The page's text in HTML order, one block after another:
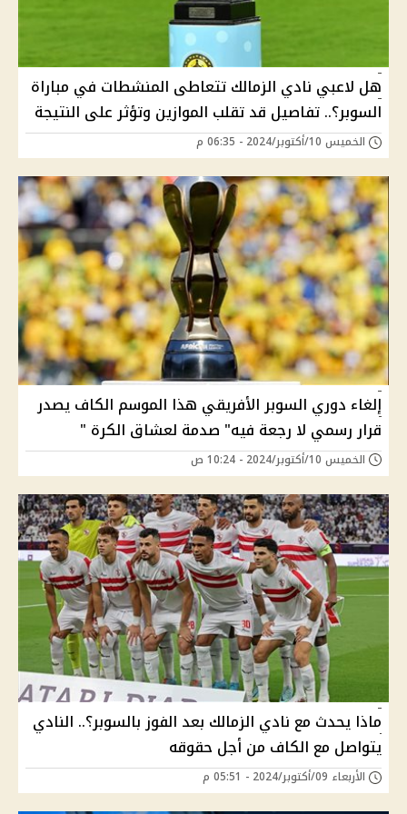
هل لاعبي نادي الزمالك تتعاطى المنشطات في مباراة
السوبر؟.. تفاصيل قد تقلب الموازين وتؤثر على النتيجة
الخميس 10/أكتوبر/2024 - 06:35 م
إلغاء دوري السوبر الأفريقي هذا الموسم الكاف يصدر
قرار رسمي لا رجعة فيه" صدمة لعشاق الكرة "
الخميس 10/أكتوبر/2024 - 10:24 ص
ماذا يحدث مع نادي الزمالك بعد الفوز بالسوبر؟.. النادي
يتواصل مع الكاف من أجل حقوقه
الأربعاء 09/أكتوبر/2024 - 05:51 م